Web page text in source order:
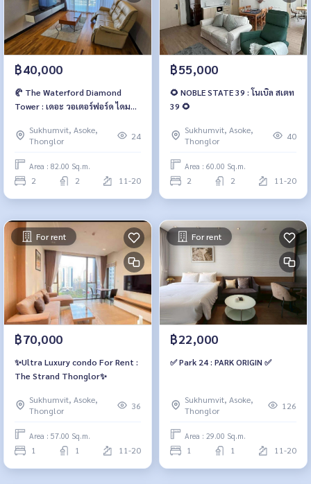
฿40,000
🥐 The Waterford Diamond
Tower : เดอะ วอเตอร์ฟอร์ด ไดมอน
Sukhumvit, Asoke,
Thonglor
24
Area : 82.00 Sq.m.
2 2 11-20
฿55,000
🌻 NOBLE STATE 39 : โนเบิล สเตท
39 🌻
Sukhumvit, Asoke,
Thonglor
40
Area : 60.00 Sq.m.
2 2 11-20
For rent
฿70,000
✨Ultra Luxury condo For Rent :
The Strand Thonglor✨
Sukhumvit, Asoke,
Thonglor
36
Area : 57.00 Sq.m.
1 1 11-20
For rent
฿22,000
✅ Park 24 : PARK ORIGIN ✅
Sukhumvit, Asoke,
Thonglor
126
Area : 29.00 Sq.m.
1 1 11-20